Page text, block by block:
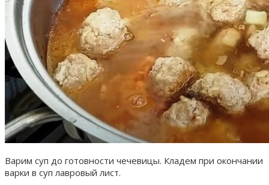
Варим суп до готовности чечевицы. Кладем при окончании
варки в суп лавровый лист.